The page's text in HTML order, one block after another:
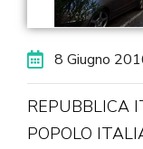
8 Giugno
REPUBBLICA
POPOLO